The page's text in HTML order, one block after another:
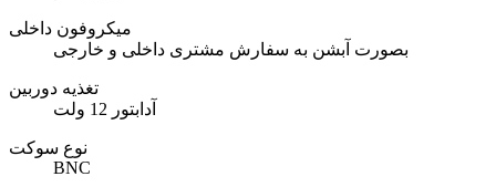
میکروفون داخلی
بصورت آبشن به سفارش مشتری داخلی و خارجی
تغذیه دوربین
آدابتور 12 ولت
نوع سوکت
BNC